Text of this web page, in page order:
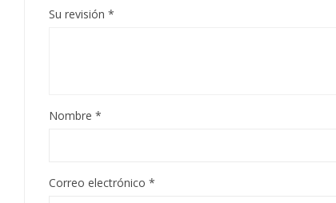
Su revisión *
Nombre *
Correo electrónico *